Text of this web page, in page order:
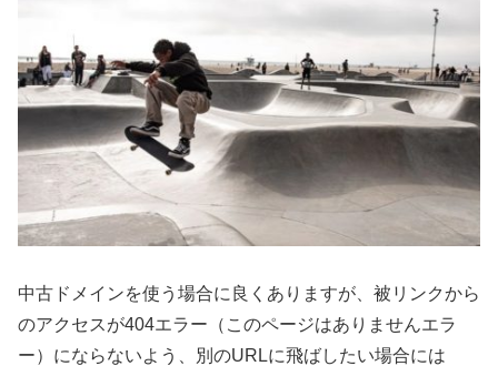
中古ドメインを使う場合に良くありますが、被リンクから
のアクセスが404エラー（このページはありませんエラ
ー）にならないよう、別のURLに飛ばしたい場合には